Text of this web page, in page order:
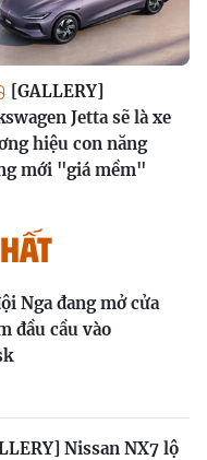
[GALLERY]
Jetta sẽ là xe
hiệu con năng
mới "giá mềm"
Nga đang mở cửa
đầu cầu vào
Nissan NX7 lộ